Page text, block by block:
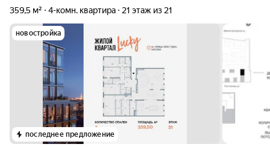
359,5 м²
4-комн. квартира 21 этаж из 21
новостройка
последнее предложение